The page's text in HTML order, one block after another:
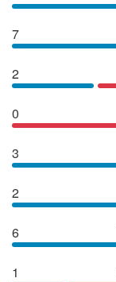
7
2
0
3
2
6
1